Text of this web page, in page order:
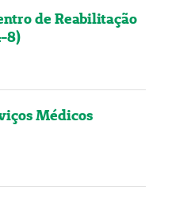
de Reabilitação
8)
Médicos